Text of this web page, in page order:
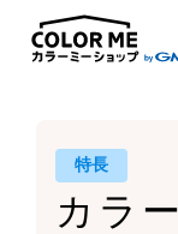
特長
カラ